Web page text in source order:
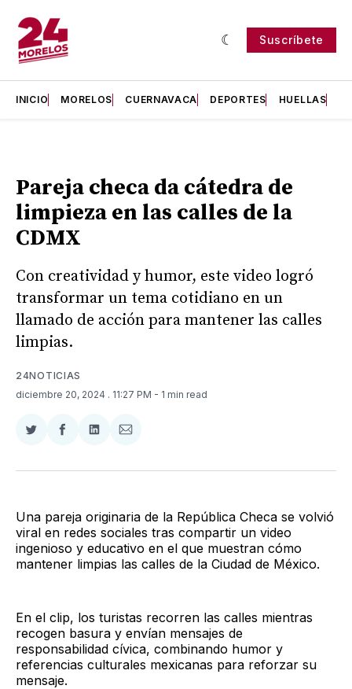
Suscríbete
INICIO MORELOS CUERNAVACA DEPORTES HUELLAS
Pareja checa da cátedra de
limpieza en las calles de la
CDMX
Con creatividad y humor, este video logró
transformar un tema cotidiano en un
llamado de acción para mantener las calles
limpias.
24NOTICIAS
diciembre 20, 2024 . 11:27 PM - 1 min read
Compartir
Twitter
Compartir
Facebook
Compartir
LinkedIn
Compartir
Email
Una pareja originaria de la República Checa se volvió
viral en redes sociales tras compartir un video
ingenioso y educativo en el que muestran cómo
mantener limpias las calles de la Ciudad de México.
En el clip, los turistas recorren las calles mientras
recogen basura y envían mensajes de
responsabilidad cívica, combinando humor y
referencias culturales mexicanas para reforzar su
mensaje.